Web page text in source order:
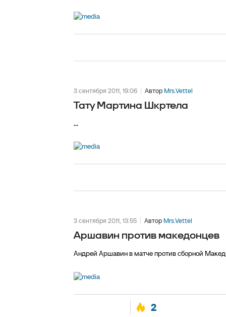
3 сентября 2011, 19:06 Автор Mrs.Vettel
Тату Мартина Шкртела
...
3 сентября 2011, 13:55 Автор Mrs.Vettel
Аршавин против македонцев
Андрей Аршавин в матче против сборной
2